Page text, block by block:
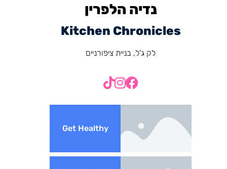
נדיה הלפרין
Kitchen Chronicles
לק ג'ל, בניית ציפורניים
Get Healthy